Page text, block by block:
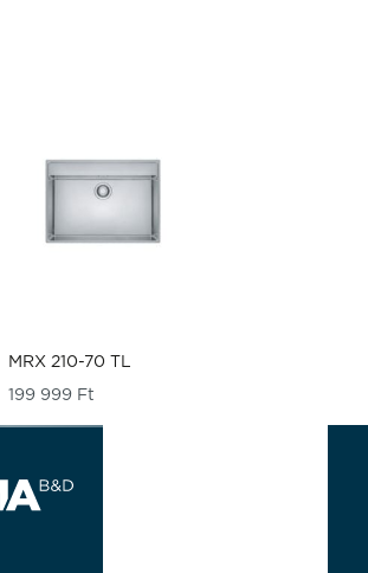
MRX 210-70 TL
199 999 Ft